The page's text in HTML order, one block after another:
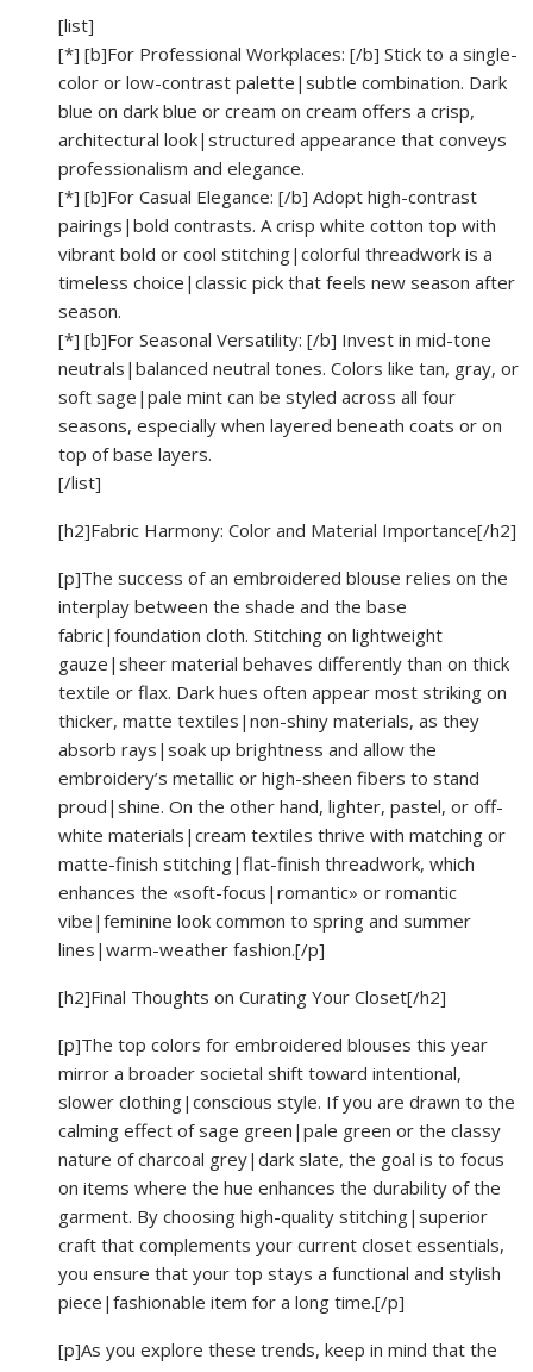
[list]
[*] [b]For Professional Workplaces: [/b] Stick to a single-
color or low-contrast palette|subtle combination. Dark
blue on dark blue or cream on cream offers a crisp,
architectural look|structured appearance that conveys
professionalism and elegance.
[*] [b]For Casual Elegance: [/b] Adopt high-contrast
pairings|bold contrasts. A crisp white cotton top with
vibrant bold or cool stitching|colorful threadwork is a
timeless choice|classic pick that feels new season after
season.
[*] [b]For Seasonal Versatility: [/b] Invest in mid-tone
neutrals|balanced neutral tones. Colors like tan, gray, or
soft sage|pale mint can be styled across all four
seasons, especially when layered beneath coats or on
top of base layers.
[/list]
[h2]Fabric Harmony: Color and Material Importance[/h2]
[p]The success of an embroidered blouse relies on the
interplay between the shade and the base
fabric|foundation cloth. Stitching on lightweight
gauze|sheer material behaves differently than on thick
textile or flax. Dark hues often appear most striking on
thicker, matte textiles|non-shiny materials, as they
absorb rays|soak up brightness and allow the
embroidery’s metallic or high-sheen fibers to stand
proud|shine. On the other hand, lighter, pastel, or off-
white materials|cream textiles thrive with matching or
matte-finish stitching|flat-finish threadwork, which
enhances the «soft-focus|romantic» or romantic
vibe|feminine look common to spring and summer
lines|warm-weather fashion.[/p]
[h2]Final Thoughts on Curating Your Closet[/h2]
[p]The top colors for embroidered blouses this year
mirror a broader societal shift toward intentional,
slower clothing|conscious style. If you are drawn to the
calming effect of sage green|pale green or the classy
nature of charcoal grey|dark slate, the goal is to focus
on items where the hue enhances the durability of the
garment. By choosing high-quality stitching|superior
craft that complements your current closet essentials,
you ensure that your top stays a functional and stylish
piece|fashionable item for a long time.[/p]
[p]As you explore these trends, keep in mind that the